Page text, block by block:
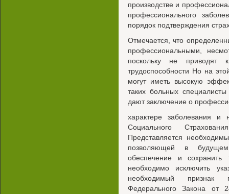
производстве и
профессионального
порядок подтверждения
Отмечается, что
профессиональными,
поскольку не приводят
трудоспособности Но на
могут иметь высокую
таких больных
дают заключение о
характере заболевания
Социального
Представляется
позволяющей в
обеспечение и сохранить
необходимо исключить
необходимый признак
Федерального Закона